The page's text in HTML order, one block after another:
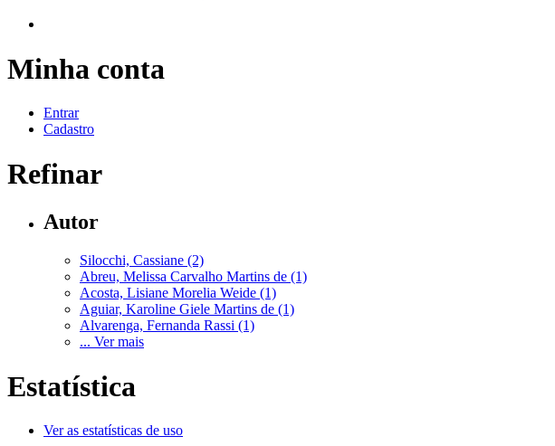
Minha conta
Entrar
Cadastro
Refinar
Autor
Silocchi, Cassiane (2)
Abreu, Melissa Carvalho Martins de (1)
Acosta, Lisiane Morelia Weide (1)
Aguiar, Karoline Giele Martins de (1)
Alvarenga, Fernanda Rassi (1)
... Ver mais
Estatística
Ver as estatísticas de uso